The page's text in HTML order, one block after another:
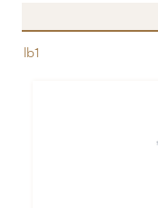
lb1